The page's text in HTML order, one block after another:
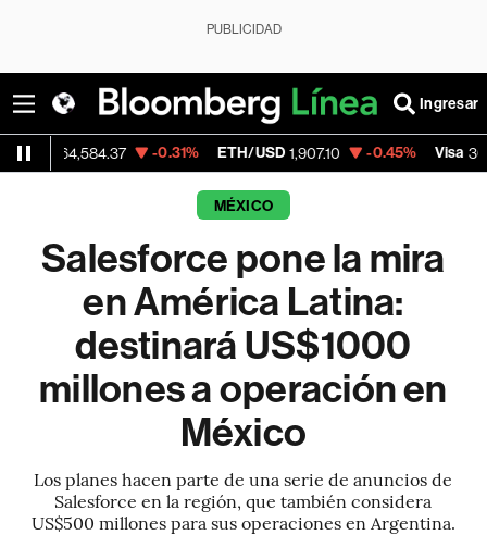
PUBLICIDAD
Ingresar
-0.31% ETH/USD 1,907.10 -0.45% Visa 368.54 -
MÉXICO
Salesforce pone la mira
en América Latina:
destinará US$1000
millones a operación en
México
Los planes hacen parte de una serie de anuncios de
Salesforce en la región, que también considera
US$500 millones para sus operaciones en Argentina.